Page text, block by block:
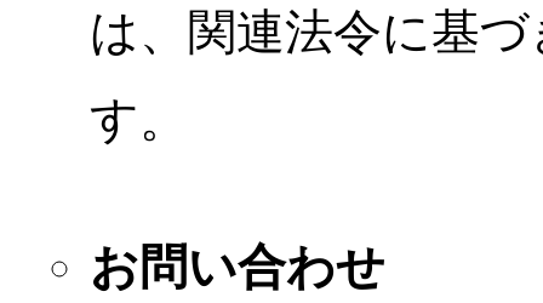
は、関連法令に基
す。
お問い合わせ